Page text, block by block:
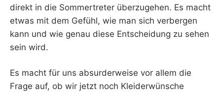
direkt in die Sommertreter überzugehen. Es macht
etwas mit dem Gefühl, wie man sich verbergen
kann und wie genau diese Entscheidung zu sehen
sein wird.
Es macht für uns absurderweise vor allem die
Frage auf, ob wir jetzt noch Kleiderwünsche